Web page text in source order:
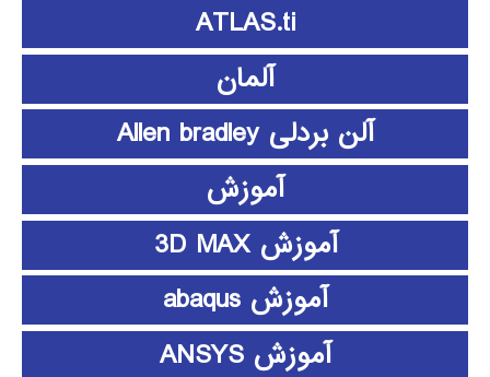
ATLAS.ti
آلمان
آلن بردلی Allen bradley
آموزش
آموزش 3D MAX
آموزش abaqus
آموزش ANSYS